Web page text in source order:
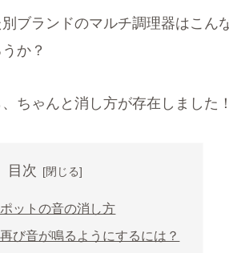
ブランドのマルチ調理器はこ
か？
ちゃんと消し方が存在しました
目次
ットの音の消し方
び音が鳴るようにするには？